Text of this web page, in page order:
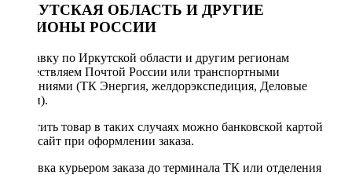
ИРКУТСКАЯ ОБЛАСТЬ И ДРУГИЕ
РЕГИОНЫ РОССИИ
Отправку по Иркутской области и другим регионам
осуществляем Почтой России или транспортными
компаниями (ТК Энергия, желдорэкспедиция, Деловые
линии).
Оплатить товар в таких случаях можно банковской картой
через сайт при оформлении заказа.
Доставка курьером заказа до терминала ТК или отделения